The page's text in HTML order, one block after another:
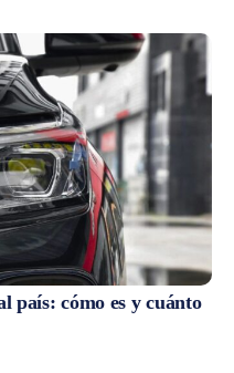
país: cómo es y cuánto